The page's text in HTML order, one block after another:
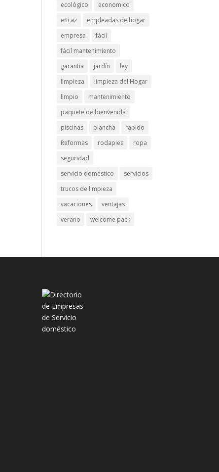
ecológico
economico
eficaz
empleadas de hogar
empresa
fácil
fácil mantenimiento
garantia
jardín
ley
limpieza
limpieza del Hogar
limpio
mantenimiento
paquete de bienvenida
piscinas
plancha
rapido
Reformas
rodapies
ropa
seguridad
servicio doméstico
servicios
trucos de limpieza
vacaciones
ventajas
verano
welcome pack